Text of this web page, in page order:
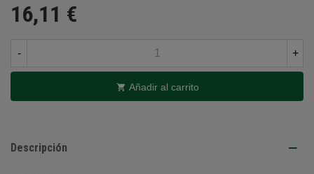
16,11 €
- +
Añadir al carrito
Descripción